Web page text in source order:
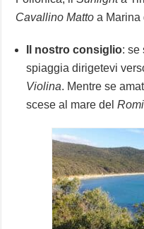
Cavallino Matto a Marina
Il nostro consiglio: se
spiaggia dirigetevi
Violina. Mentre se
scese al mare del